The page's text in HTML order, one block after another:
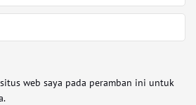
web saya pada peramban ini untuk